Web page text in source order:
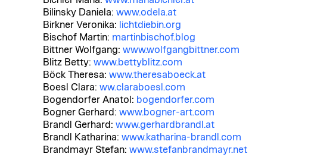
Bilinsky Daniela: www.odela.at
Birkner Veronika:
lichtdiebin.org
Bischof Martin: martinbischof.blog
Bittner Wolfgang: www.wolfgangbittner.com
Blitz Betty: www.bettyblitz.com
Böck Theresa: www.theresaboeck.at
Boesl Clara: ww.claraboesl.com
Bogendorfer Anatol: bogendorfer.com
Bogner Gerhard: www.bogner-art.com
Brandl Gerhard: www.gerhardbrandl.at
Brandl Katharina: www.katharina-brandl.com
Brandmayr Stefan: www.stefanbrandmayr.net